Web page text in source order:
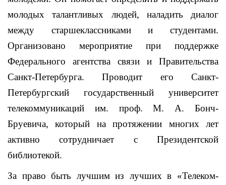
молодых талантливых людей, наладить диалог
между старшеклассниками и студентами.
Организовано мероприятие при поддержке
Федерального агентства связи и Правительства
Санкт-Петербурга. Проводит его Санкт-
Петербургский государственный университет
телекоммуникаций им. проф. М. А. Бонч-
Бруевича, который на протяжении многих лет
активно сотрудничает с Президентской
библиотекой.
За право быть лучшим из лучших в «Телеком-